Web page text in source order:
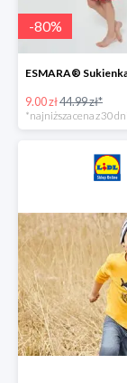
-80%
9.00 zł44.99 zł*